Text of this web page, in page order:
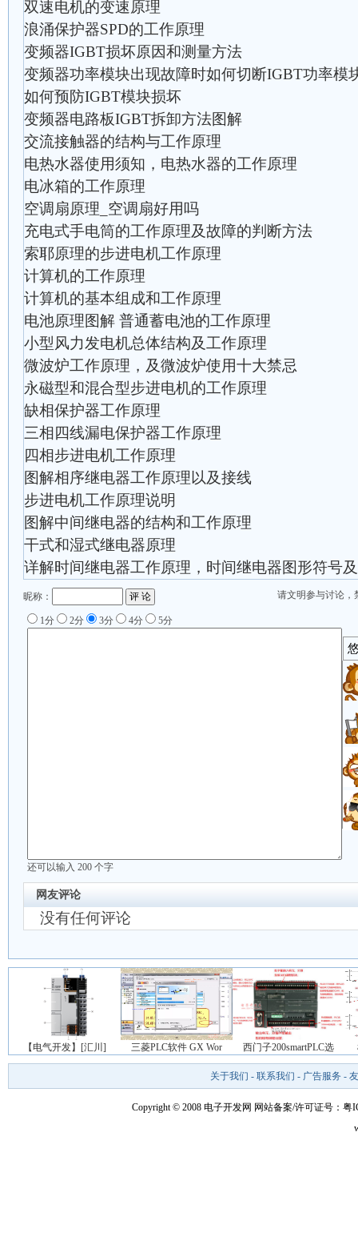
双速电机的变速原理
浪涌保护器SPD的工作原理
变频器IGBT损坏原因和测量方法
变频器功率模块出现故障时如何切断IGBT功率模
如何预防IGBT模块损坏
变频器电路板IGBT拆卸方法图解
交流接触器的结构与工作原理
电热水器使用须知，电热水器的工作原理
电冰箱的工作原理
空调扇原理_空调扇好用吗
充电式手电筒的工作原理及故障的判断方法
索耶原理的步进电机工作原理
计算机的工作原理
计算机的基本组成和工作原理
电池原理图解 普通蓄电池的工作原理
小型风力发电机总体结构及工作原理
微波炉工作原理，及微波炉使用十大禁忌
永磁型和混合型步进电机的工作原理
缺相保护器工作原理
三相四线漏电保护器工作原理
四相步进电机工作原理
图解相序继电器工作原理以及接线
步进电机工作原理说明
图解中间继电器的结构和工作原理
干式和湿式继电器原理
详解时间继电器工作原理，时间继电器图形符号
请文明参与讨论，
昵称：
1分 2分 3分 4分 5分
还可以输入 200 个字
网友评论
没有任何评论
【电气开发】[汇川] 三菱PLC软件 GX Wor 西门子200smartPLC选
关于我们 - 联系我们 - 广告服务 -
Copyright © 2008 电子开发网 网站备案/许可证号：粤